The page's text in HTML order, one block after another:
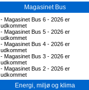
Magasinet Bus
- Magasinet Bus 6 - 2026 er
udkommet
- Magasinet Bus 5 - 2026 er
udkommet
- Magasinet Bus 4 - 2026 er
udkommet
- Magasinet Bus 3 - 2026 er
udkommet
- Magasinet Bus 2 - 2026 er
udkommet
Energi, miljø og klima